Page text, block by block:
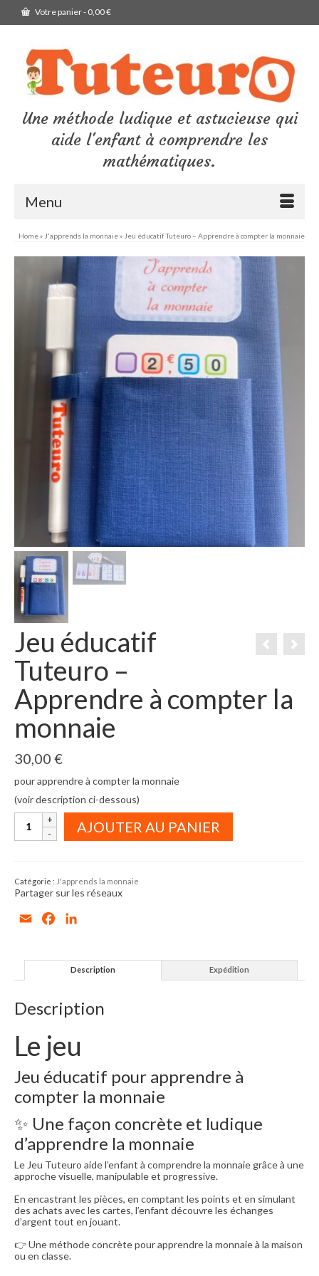
Votre panier- 0,00€
Une méthode ludique et astucieuse qui
aide l'enfant à comprendre les
mathématiques.
Menu
Home» J'apprends la monnaie» Jeu éducatif Tuteuro – Apprendre à compter la monnaie
Jeu éducatif
Tuteuro –
Apprendre à compter la
monnaie
30,00 €
pour apprendre à compter la monnaie
(voir description ci-dessous)
quantité
Jeu
Apprendre
à
la
AJOUTER AU PANIER
Catégorie : J'apprends la monnaie
Partager sur les réseaux
Email Facebook
Description Expédition
Description
Le jeu
Jeu éducatif pour apprendre à
compter la monnaie
✨ Une façon concrète et ludique
d’apprendre la monnaie
Le Jeu Tuteuro aide l’enfant à comprendre la monnaie grâce à une
approche visuelle, manipulable et progressive.
En encastrant les pièces, en comptant les points et en simulant
des achats avec les cartes, l’enfant découvre les échanges
d’argent tout en jouant.
👉 Une méthode concrète pour apprendre la monnaie à la maison
ou en classe.